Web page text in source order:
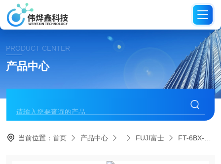
PRODUCT CENTER
产品中心
当前位置：首页 产品中心 FUJI富士 FT-6BX-1 T日本FUJI富士攻丝机攻牙机